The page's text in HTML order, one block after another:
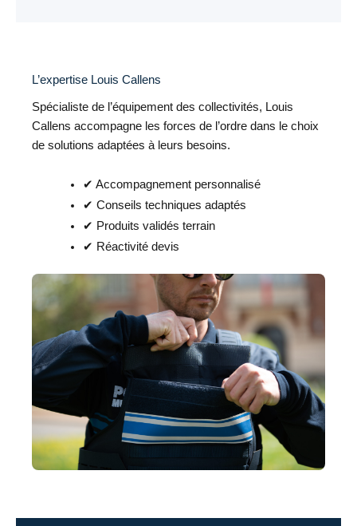
L’expertise Louis Callens
Spécialiste de l’équipement des collectivités, Louis
Callens accompagne les forces de l’ordre dans le choix
de solutions adaptées à leurs besoins.
✔ Accompagnement personnalisé
✔ Conseils techniques adaptés
✔ Produits validés terrain
✔ Réactivité devis